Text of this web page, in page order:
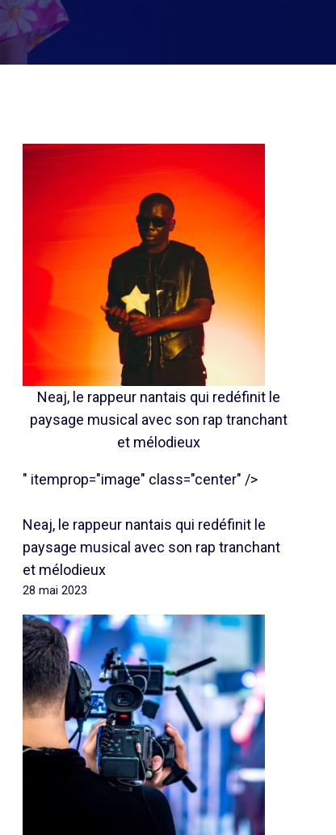
Neaj, le rappeur nantais qui redéfinit le
paysage musical avec son rap tranchant
et mélodieux
" itemprop="image" class="center" />
Neaj, le rappeur nantais qui redéfinit le
paysage musical avec son rap tranchant
et mélodieux
28 mai 2023